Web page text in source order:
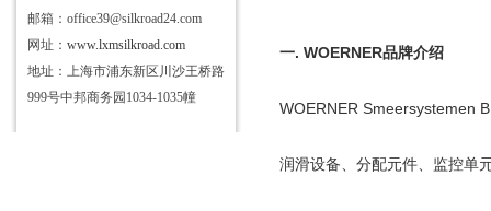
邮箱：office39@silkroad24.com
网址： www.lxmsilkroad.com
地址：上海市浦东新区川沙王桥路
999号中邦商务园1034-1035幢
一. WOERNER品牌介绍
WOERNER Smeersystemen
润滑设备、分配元件、监控单